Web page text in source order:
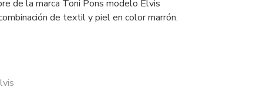
de la marca Toni Pons modelo Elvis
de textil y piel en color marrón.